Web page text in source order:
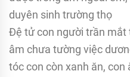
duyên sinh trường thọ
Đệ tử con người trần mắt
âm chưa tường việc
tóc con còn xanh ăn, con